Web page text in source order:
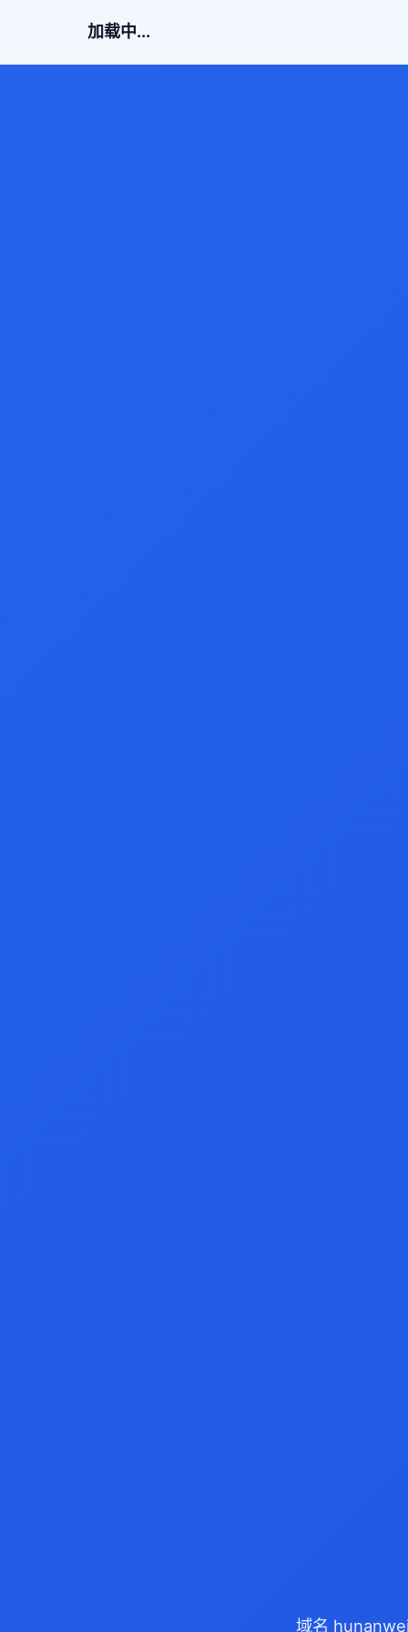
加载中...
域名